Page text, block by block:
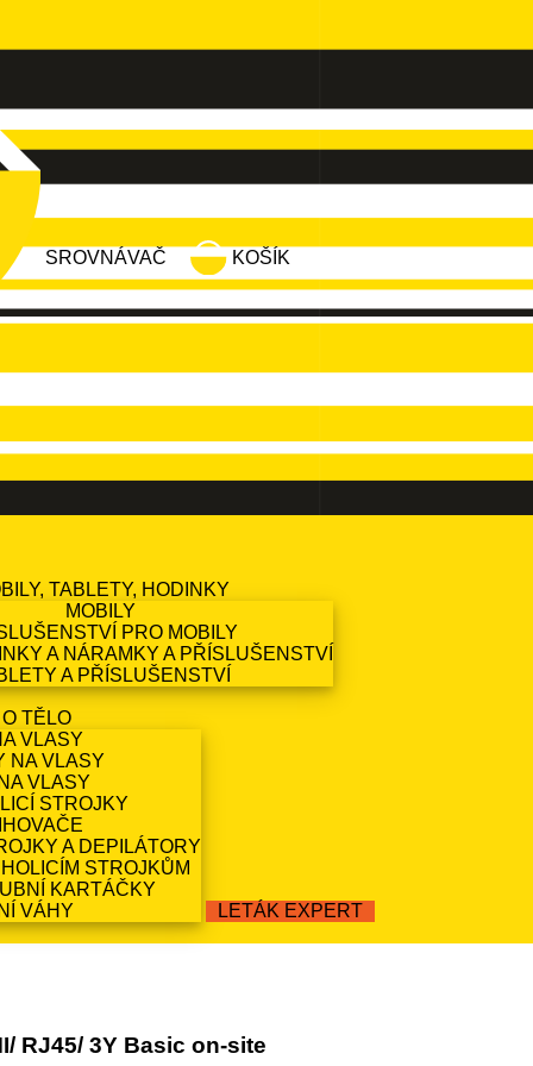
SROVNÁVAČ KOŠÍK
TABLETY, HODINKY
MOBILY
PRO MOBILY
A NÁRAMKY A PŘÍSLUŠENSTVÍ
A PŘÍSLUŠENSTVÍ
TĚLO
VLASY
NA VLASY
VLASY
STROJKY
A DEPILÁTORY
STROJKŮM
KARTÁČKY
VÁHY
LETÁK EXPERT
RJ45/ 3Y Basic on-site